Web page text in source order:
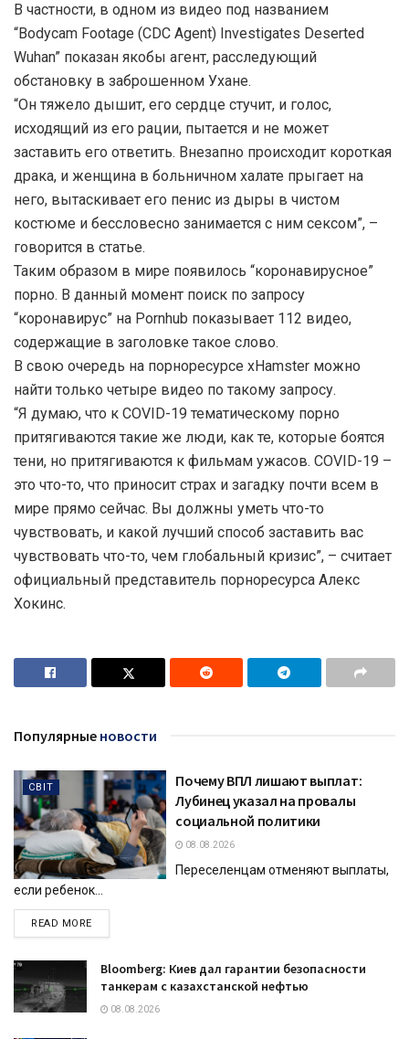
В частности, в одном из видео под названием
“Bodycam Footage (CDC Agent) Investigates Deserted
Wuhan” показан якобы агент, расследующий
обстановку в заброшенном Ухане.
“Он тяжело дышит, его сердце стучит, и голос,
исходящий из его рации, пытается и не может
заставить его ответить. Внезапно происходит короткая
драка, и женщина в больничном халате прыгает на
него, вытаскивает его пенис из дыры в чистом
костюме и бессловесно занимается с ним сексом”, –
говорится в статье.
Таким образом в мире появилось “коронавирусное”
порно. В данный момент поиск по запросу
“коронавирус” на Pornhub показывает 112 видео,
содержащие в заголовке такое слово.
В свою очередь на порноресурсе xHamster можно
найти только четыре видео по такому запросу.
“Я думаю, что к COVID-19 тематическому порно
притягиваются такие же люди, как те, которые боятся
тени, но притягиваются к фильмам ужасов. COVID-19 –
это что-то, что приносит страх и загадку почти всем в
мире прямо сейчас. Вы должны уметь что-то
чувствовать, и какой лучший способ заставить вас
чувствовать что-то, чем глобальный кризис”, – считает
официальный представитель порноресурса Алекс
Хокинс.
Популярные новости
СВІТ
Почему ВПЛ лишают выплат:
Лубинец указал на провалы
социальной политики
08.08.2026
Переселенцам отменяют выплаты,
если ребенок...
READ MOREDETAILS
Bloomberg: Киев дал гарантии безопасности
танкерам с казахстанской нефтью
08.08.2026